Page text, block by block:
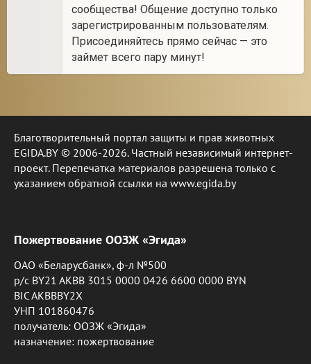
сообщества! Общение доступно только
зарегистрированным пользователям.
Присоединяйтесь прямо сейчас — это
займет всего пару минут!
Благотворительный портал защиты и прав животных
EGIDA.BY © 2006-2026. Частный независимый интернет-
проект. Перепечатка материалов разрешена только с
указанием обратной ссылки на www.egida.by
Пожертвование ООЗЖ «Эгида»
ОАО «Беларусбанк», ф-л №500
р/с BY21 AKBB 3015 0000 0426 6600 0000 BYN
BIC AKBBBY2X
УНП 101860476
получатель: ООЗЖ «Эгида»
назначение: пожертвование